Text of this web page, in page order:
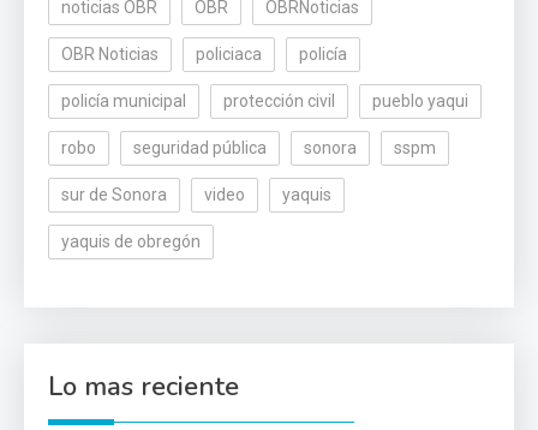
noticias OBR OBR OBRNoticias
OBR Noticias policiaca policía
policía municipal protección civil pueblo yaqui
robo seguridad pública sonora sspm
sur de Sonora video yaquis
yaquis de obregón
Lo mas reciente